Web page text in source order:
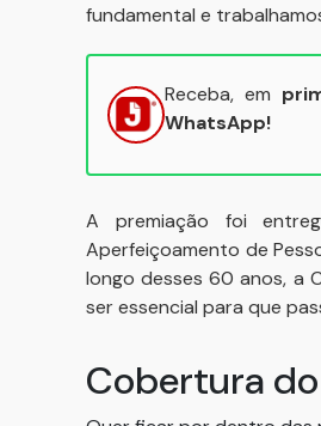
fundamental e
Receba, em
WhatsApp!
A premiação foi
Aperfeiçoamento de
longo desses 60 anos, a
ser essencial para que
Cobertura